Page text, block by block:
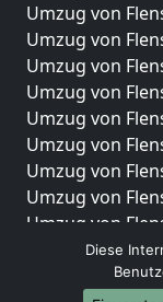
Umzug von
Umzug von
Umzug von
Umzug von
Umzug von
Umzug von
Umzug von
Umzug von
Umzug von
Umzug von
Umzug von
Diese